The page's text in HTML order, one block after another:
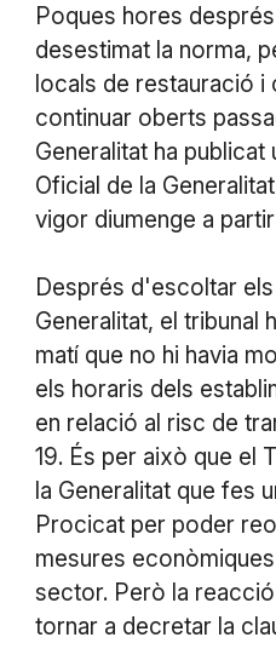
Poques hores
desestimat la norma,
locals de restauració i
continuar oberts
Generalitat ha publicat
Oficial de la
vigor diumenge a
Després d'escoltar
Generalitat, el tribunal
matí que no hi havia
els horaris dels
en relació al risc de
19. És per això que el
la Generalitat que fes
Procicat per poder
mesures
sector. Però la
tornar a decretar la